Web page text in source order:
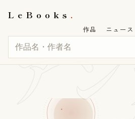
LeBooks
作品 ニュース
ア